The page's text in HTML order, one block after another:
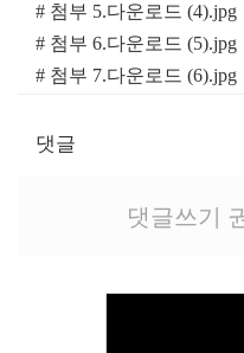
# 첨부 5.다운로드 (4).jpg
# 첨부 6.다운로드 (5).jpg
# 첨부 7.다운로드 (6).jpg
# 첨부 9.다운로드 (8).jpg
댓글
댓글쓰기